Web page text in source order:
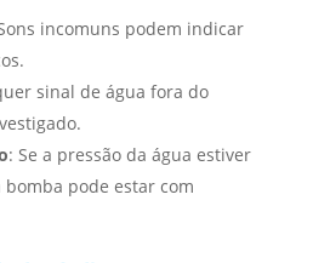
incomuns podem indicar
sinal de água fora do
: Se a pressão da água estiver
pode estar com